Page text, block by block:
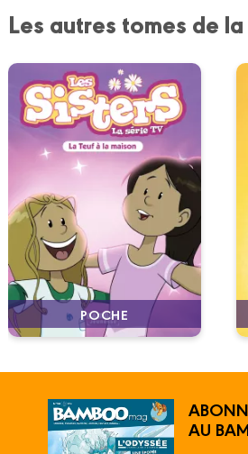
Les autres tomes de
POCHE
AU